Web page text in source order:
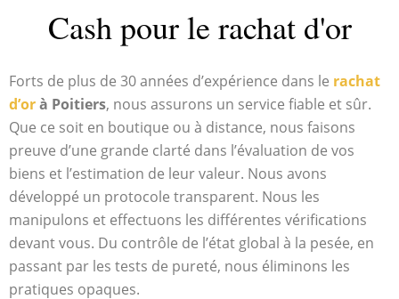
Cash pour le rachat d'or
Forts de plus de 30 années d’expérience dans le rachat
d’orà Poitiers, nous assurons un service fiable et sûr.
Que ce soit en boutique ou à distance, nous faisons
preuve d’une grande clarté dans l’évaluation de vos
biens et l’estimation de leur valeur. Nous avons
développé un protocole transparent. Nous les
manipulons et effectuons les différentes vérifications
devant vous. Du contrôle de l’état global à la pesée, en
passant par les tests de pureté, nous éliminons les
pratiques opaques.